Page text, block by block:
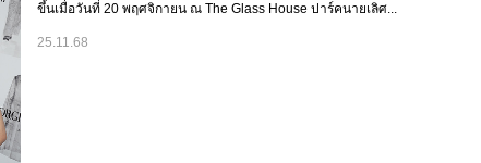
ขึ้นเมื่อวันที่ 20 พฤศจิกายน ณ The Glass House ปาร์คนายเลิศ...
25.11.68